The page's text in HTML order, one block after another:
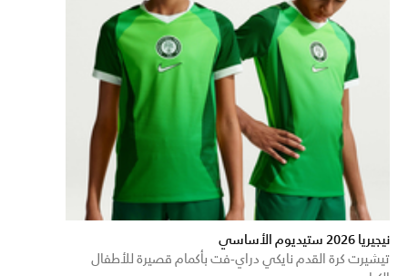
نيجيريا 2026 ستيديوم الأساسي
تيشيرت كرة القدم نايكي دراي-فت بأكمام قصيرة للأطفال